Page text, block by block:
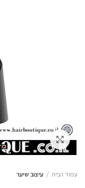
Click to enlarge
עמוד הבית עיצוב שיער